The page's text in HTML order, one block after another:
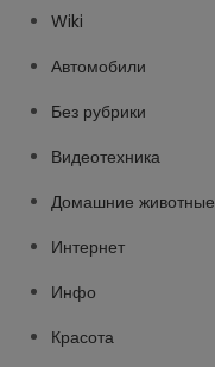
Wiki
Автомобили
Без рубрики
Видеотехника
Домашние животные
Интернет
Инфо
Красота